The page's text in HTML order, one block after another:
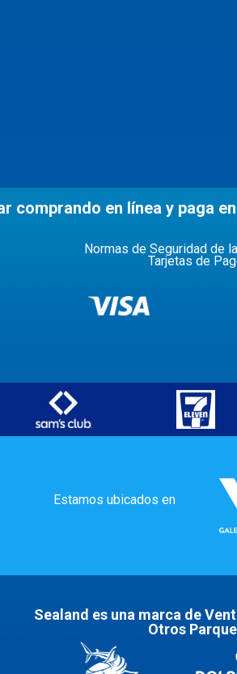
comprando en línea y paga
Normas de Seguridad de
Tarjetas de
Estamos ubicados en
Sealand es una marca de
Otros